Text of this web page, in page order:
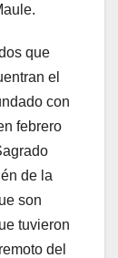
que
el
con
febrero
de la
son
tuvieron
del